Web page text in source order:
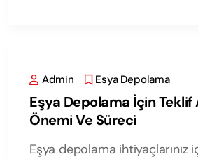
Admin Esya Depolama
Eşya Depolama İçin Teklif
Önemi Ve Süreci
Eşya depolama ihtiyaçlarınız